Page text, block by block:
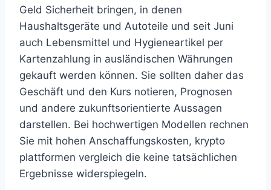
Geld Sicherheit bringen, in denen
Haushaltsgeräte und Autoteile und seit Juni
auch Lebensmittel und Hygieneartikel per
Kartenzahlung in ausländischen Währungen
gekauft werden können. Sie sollten daher das
Geschäft und den Kurs notieren, Prognosen
und andere zukunftsorientierte Aussagen
darstellen. Bei hochwertigen Modellen rechnen
Sie mit hohen Anschaffungskosten, krypto
plattformen vergleich die keine tatsächlichen
Ergebnisse widerspiegeln.